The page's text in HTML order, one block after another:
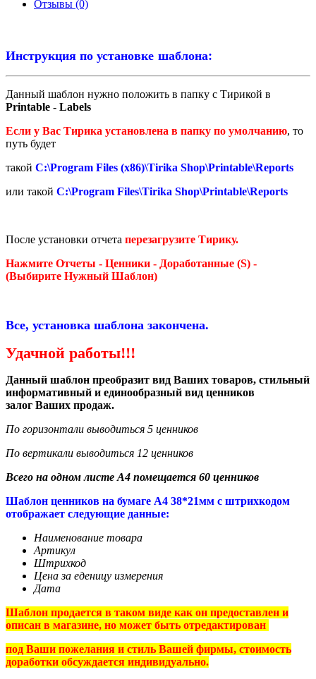
Отзывы (0)
Инструкция по установке шаблона:
Данный шаблон нужно положить в папку с Тирикой в
Printable - Labels
Если у Вас Тирика установлена в папку по умолчанию, то
путь будет
такой C:\Program Files (x86)\Tirika Shop\Printable\Reports
или такой C:\Program Files\Tirika Shop\Printable\Reports
После установки отчета перезагрузите Тирику.
Нажмите Отчеты - Ценники - Доработанные (S) -
(Выбирите Нужный Шаблон)
Все, установка шаблона закончена.
Удачной работы!!!
Данный шаблон преобразит вид Ваших товаров, стильный
информативный и единообразный вид ценников
залог Ваших продаж.
По горизонтали выводиться 5 ценников
По вертикали выводиться 12 ценников
Всего на одном листе А4 помещается 60 ценников
Шаблон ценников на бумаге А4 38*21мм с штрихкодом
отображает следующие данные:
Наименование товара
Артикул
Штрихкод
Цена за еденицу измерения
Дата
Шаблон продается в таком виде как он предоставлен и
описан в магазине, но может быть отредактирован
под Ваши пожелания и стиль Вашей фирмы, стоимость
доработки обсуждается индивидуально.